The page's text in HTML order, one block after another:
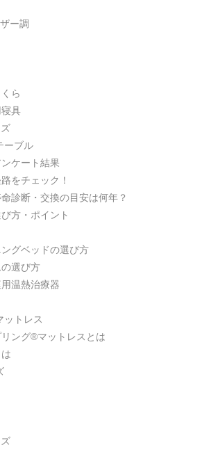
ー調
ら
具
ーブル
ケート結果
をチェック！
診断・交換の目安は何年？
方・ポイント
グベッドの選び方
選び方
温熱治療器
ットレス
ング®マットレスとは